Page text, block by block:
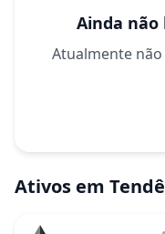
Ainda não
Atualmente
Ativos em